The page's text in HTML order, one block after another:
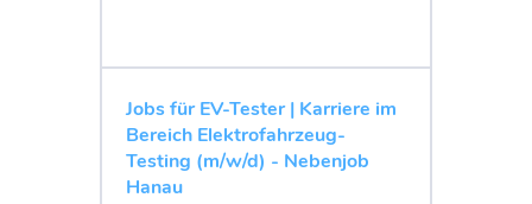
Jobs für EV-Tester | Karriere im
Bereich Elektrofahrzeug-
Testing (m/w/d) - Nebenjob
Hanau